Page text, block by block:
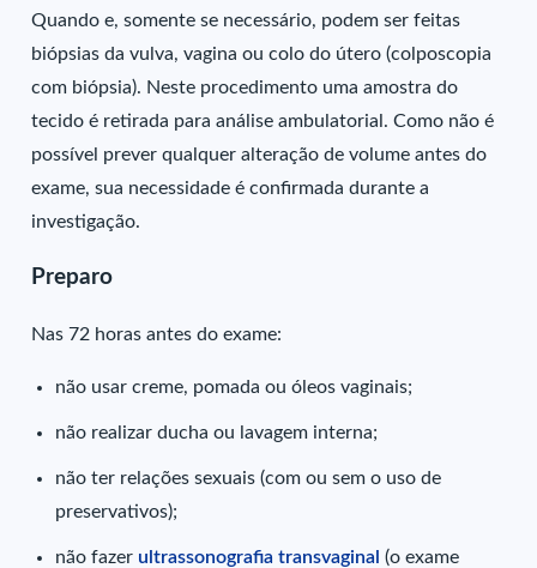
Quando e, somente se necessário, podem ser feitas
biópsias da vulva, vagina ou colo do útero (colposcopia
com biópsia). Neste procedimento uma amostra do
tecido é retirada para análise ambulatorial. Como não é
possível prever qualquer alteração de volume antes do
exame, sua necessidade é confirmada durante a
investigação.
Preparo
Nas 72 horas antes do exame:
não usar creme, pomada ou óleos vaginais;
não realizar ducha ou lavagem interna;
não ter relações sexuais (com ou sem o uso de
preservativos);
não fazer ultrassonografia transvaginal (o exame